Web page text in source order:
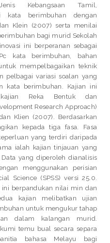
Kebangsaan Tamil,
kata berimbuhan dengan
Klein (2007) serta menilai
bagi murid Sekolah
ini berperanan sebagai
kata berimbuhan, bahan
mempelbagaikan teknik
pelbagai variasi soalan yang
kata berimbuhan. Kajian ini
kajian Reka Bentuk dan
Research Approach)
Klien (2007). Berdasarkan
kepada tiga fasa. Fasa
yang terdiri daripada
ialah kajian tinjauan yang
yang diperoleh dianalisis
menggunakan perisian
Science (SPSS) versi 25.0.
ini berpandukan nilai min dan
kajian melibatkan ujian
untuk mengukur tahap
dalam kalangan murid.
temu bual secara separa
bahasa Melayu bagi